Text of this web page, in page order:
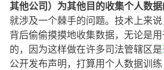
其他公司）为其他目的收集个人数
就涉及一个棘手的问题。技术上来
背后偷偷摸摸地收集数据，无论是
的，因为这样做在许多司法管辖区是
公开发布声明，打算用个人数据训